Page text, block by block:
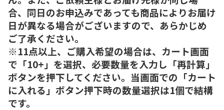
合、同日のお申込みであっても商品によりお届け
日が異なる場合がございますので、あらかじめ
ご了承ください。
※11点以上、ご購入希望の場合は、カート画面
で「10+」を選択、必要数量を入力し「再計算」
ボタンを押下してください。当画面での「カート
に入れる」ボタン押下時の数量選択は1個で結構
です。